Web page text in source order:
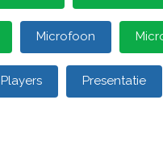
Microfoon
Players Presentatie